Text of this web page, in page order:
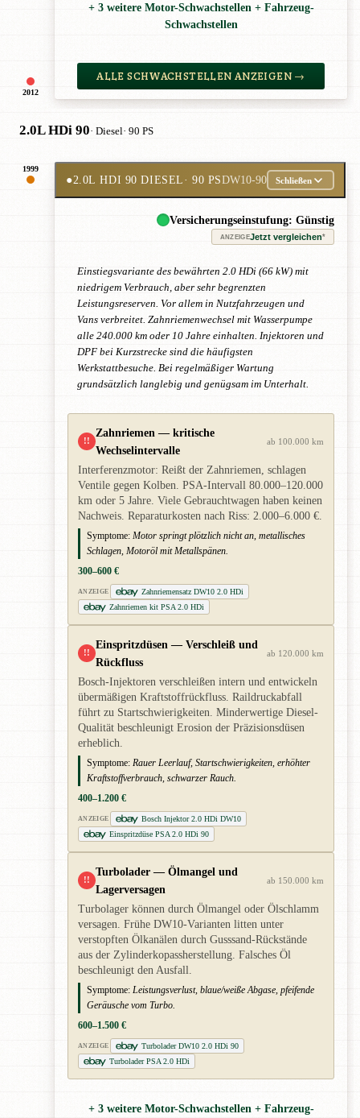
2012
+ 3 weitere Motor-Schwachstellen + Fahrzeug-
Schwachstellen
ALLE SCHWACHSTELLEN ANZEIGEN →
2.0L HDi 90· Diesel· 90 PS
1999
●2.0L HDI 90 DIESEL· 90 PSDW10-90 Schließen
Versicherungseinstufung: Günstig
ANZEIGEJetzt vergleichen*
Einstiegsvariante des bewährten 2.0 HDi (66 kW) mit
niedrigem Verbrauch, aber sehr begrenzten
Leistungsreserven. Vor allem in Nutzfahrzeugen und
Vans verbreitet. Zahnriemenwechsel mit Wasserpumpe
alle 240.000 km oder 10 Jahre einhalten. Injektoren und
DPF bei Kurzstrecke sind die häufigsten
Werkstattbesuche. Bei regelmäßiger Wartung
grundsätzlich langlebig und genügsam im Unterhalt.
!!
Zahnriemen — kritische
Wechselintervalle
ab 100.000 km
Interferenzmotor: Reißt der Zahnriemen, schlagen
Ventile gegen Kolben. PSA-Intervall 80.000–120.000
km oder 5 Jahre. Viele Gebrauchtwagen haben keinen
Nachweis. Reparaturkosten nach Riss: 2.000–6.000 €.
Symptome: Motor springt plötzlich nicht an, metallisches
Schlagen, Motoröl mit Metallspänen.
300–600 €
ANZEIGE
Zahnriemensatz DW10 2.0 HDi
Zahnriemen kit PSA 2.0 HDi
!!
Einspritzdüsen — Verschleiß und
Rückfluss
ab 120.000 km
Bosch-Injektoren verschleißen intern und entwickeln
übermäßigen Kraftstoffrückfluss. Raildruckabfall
führt zu Startschwierigkeiten. Minderwertige Diesel-
Qualität beschleunigt Erosion der Präzisionsdüsen
erheblich.
Symptome: Rauer Leerlauf, Startschwierigkeiten, erhöhter
Kraftstoffverbrauch, schwarzer Rauch.
400–1.200 €
ANZEIGE
Bosch Injektor 2.0 HDi DW10
Einspritzdüse PSA 2.0 HDi 90
!!
Turbolader — Ölmangel und
Lagerversagen
ab 150.000 km
Turbolager können durch Ölmangel oder Ölschlamm
versagen. Frühe DW10-Varianten litten unter
verstopften Ölkanälen durch Gusssand-Rückstände
aus der Zylinderkopassherstellung. Falsches Öl
beschleunigt den Ausfall.
Symptome: Leistungsverlust, blaue/weiße Abgase, pfeifende
Geräusche vom Turbo.
600–1.500 €
ANZEIGE
Turbolader DW10 2.0 HDi 90
Turbolader PSA 2.0 HDi
+ 3 weitere Motor-Schwachstellen + Fahrzeug-